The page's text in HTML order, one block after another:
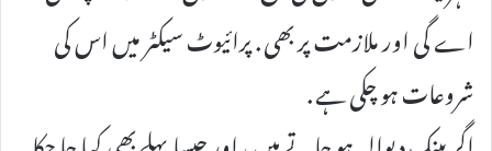
اے گی اور ملازمت پر بھی . پرائیوٹ سیکٹر میں اس کی
شروعات ہو چکی ہے .